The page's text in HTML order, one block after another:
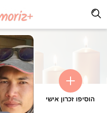
הוסיפו זכרון אישי